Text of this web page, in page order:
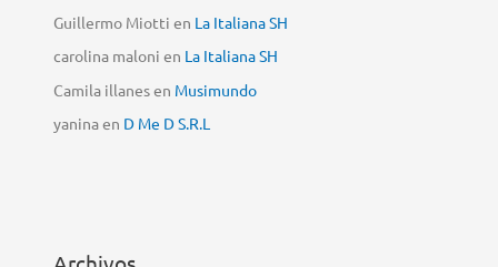
Guillermo Miotti en La Italiana SH
carolina maloni en La Italiana SH
Camila illanesen Musimundo
yaninaen D Me D S.R.L